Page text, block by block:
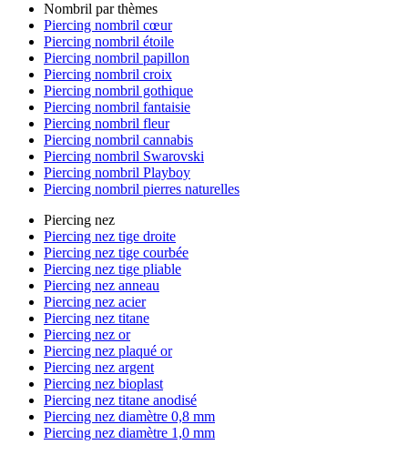
Nombril par thèmes
Piercing nombril cœur
Piercing nombril étoile
Piercing nombril papillon
Piercing nombril croix
Piercing nombril gothique
Piercing nombril fantaisie
Piercing nombril fleur
Piercing nombril cannabis
Piercing nombril Swarovski
Piercing nombril Playboy
Piercing nombril pierres naturelles
Piercing nez
Piercing nez tige droite
Piercing nez tige courbée
Piercing nez tige pliable
Piercing nez anneau
Piercing nez acier
Piercing nez titane
Piercing nez or
Piercing nez plaqué or
Piercing nez argent
Piercing nez bioplast
Piercing nez titane anodisé
Piercing nez diamètre 0,8 mm
Piercing nez diamètre 1,0 mm